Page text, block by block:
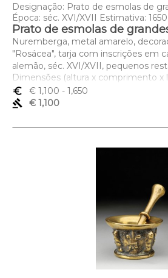
Designação: Prato de esmolas de
Época: séc. XVI/XVII Estimativa: 1650
Prato de esmolas de
Nuremberga, metal amarelo,
"Rosácea", tarja com inscrições em
alemão, séc. XVI/XVII, pequenos
Dimensões (altura x comprimento x
euro_symbol
€ 1,100 - 1,650
gavel
€ 1,100